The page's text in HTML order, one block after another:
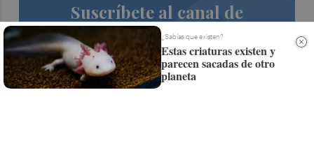
Suscríbete al canal de
Whatsapp
Siempre al día de las últimas noticias
¡Quiero suscribirme!
¿Sabías que existen?
Estas criaturas existen y
parecen sacadas de otro
planeta